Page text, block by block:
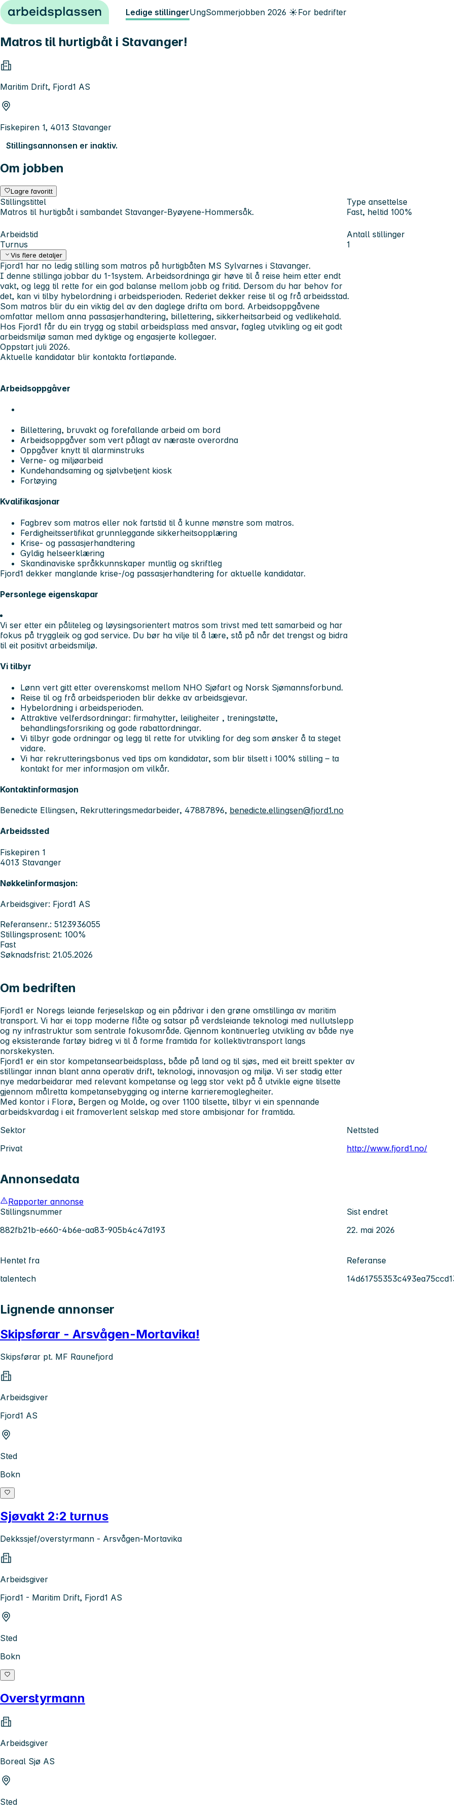
Hopp til innhold Ledige stillingerUngSommerjobben 2026 ☀️For bedrifter
Matros til hurtigbåt i Stavanger!
Maritim Drift, Fjord1 AS
Fiskepiren 1, 4013 Stavanger
Stillingsannonsen er inaktiv.
Om jobben
Lagre favoritt
Stillingstittel
Matros til hurtigbåt i sambandet Stavanger-Byøyene-Hommersåk.
Type ansettelse
Fast, heltid 100%
Arbeidstid
Turnus
Antall stillinger
1
Vis flere detaljer
Fjord1 har no ledig stilling som matros på hurtigbåten MS Sylvarnes i Stavanger.
I denne stillinga jobbar du 1-1system. Arbeidsordninga gir høve til å reise heim etter endt
vakt, og legg til rette for ein god balanse mellom jobb og fritid. Dersom du har behov for
det, kan vi tilby hybelordning i arbeidsperioden. Rederiet dekker reise til og frå arbeidsstad.
Som matros blir du ein viktig del av den daglege drifta om bord. Arbeidsoppgåvene
omfattar mellom anna passasjerhandtering, billettering, sikkerheitsarbeid og vedlikehald.
Hos Fjord1 får du ein trygg og stabil arbeidsplass med ansvar, fagleg utvikling og eit godt
arbeidsmiljø saman med dyktige og engasjerte kollegaer.
Oppstart juli 2026.
Aktuelle kandidatar blir kontakta fortløpande.
Arbeidsoppgåver
Billettering, bruvakt og forefallande arbeid om bord
Arbeidsoppgåver som vert pålagt av næraste overordna
Oppgåver knytt til alarminstruks
Verne- og miljøarbeid
Kundehandsaming og sjølvbetjent kiosk
Fortøying
Kvalifikasjonar
Fagbrev som matros eller nok fartstid til å kunne mønstre som matros.
Ferdigheitssertifikat grunnleggande sikkerheitsopplæring
Krise- og passasjerhandtering
Gyldig helseerklæring
Skandinaviske språkkunnskaper muntlig og skriftleg
Fjord1 dekker manglande krise-/og passasjerhandtering for aktuelle kandidatar.
Personlege eigenskapar
Vi ser etter ein påliteleg og løysingsorientert matros som trivst med tett samarbeid og har
fokus på tryggleik og god service. Du bør ha vilje til å lære, stå på når det trengst og bidra
til eit positivt arbeidsmiljø.
Vi tilbyr
Lønn vert gitt etter overenskomst mellom NHO Sjøfart og Norsk Sjømannsforbund.
Reise til og frå arbeidsperioden blir dekke av arbeidsgjevar.
Hybelordning i arbeidsperioden.
Attraktive velferdsordningar: firmahytter, leiligheiter , treningstøtte,
behandlingsforsriking og gode rabattordningar.
Vi tilbyr gode ordningar og legg til rette for utvikling for deg som ønsker å ta steget
vidare.
Vi har rekrutteringsbonus ved tips om kandidatar, som blir tilsett i 100% stilling – ta
kontakt for mer informasjon om vilkår.
Kontaktinformasjon
Benedicte Ellingsen, Rekrutteringsmedarbeider, 47887896, benedicte.ellingsen@fjord1.no
Arbeidssted
Fiskepiren 1
4013 Stavanger
Nøkkelinformasjon:
Arbeidsgiver: Fjord1 AS
Referansenr.: 5123936055
Stillingsprosent: 100%
Fast
Søknadsfrist: 21.05.2026
Om bedriften
Fjord1 er Noregs leiande ferjeselskap og ein pådrivar i den grøne omstillinga av maritim
transport. Vi har ei topp moderne flåte og satsar på verdsleiande teknologi med nullutslepp
og ny infrastruktur som sentrale fokusområde. Gjennom kontinuerleg utvikling av både nye
og eksisterande fartøy bidreg vi til å forme framtida for kollektivtransport langs
norskekysten.
Fjord1 er ein stor kompetansearbeidsplass, både på land og til sjøs, med eit breitt spekter av
stillingar innan blant anna operativ drift, teknologi, innovasjon og miljø. Vi ser stadig etter
nye medarbeidarar med relevant kompetanse og legg stor vekt på å utvikle eigne tilsette
gjennom målretta kompetansebygging og interne karrieremoglegheiter.
Med kontor i Florø, Bergen og Molde, og over 1100 tilsette, tilbyr vi ein spennande
arbeidskvardag i eit framoverlent selskap med store ambisjonar for framtida.
Sektor
Privat
Nettsted
http://www.fjord1.no/
Annonsedata
Rapporter annonse
Stillingsnummer
882fb21b-e660-4b6e-aa83-905b4c47d193
Sist endret
22. mai 2026
Hentet fra
talentech
Referanse
Lignende annonser
Skipsførar - Arsvågen-Mortavika!
Skipsførar pt. MF Raunefjord
Arbeidsgiver
Fjord1 AS
Sted
Bokn
Sjøvakt 2:2 turnus
Dekkssjef/overstyrmann - Arsvågen-Mortavika
Arbeidsgiver
Fjord1 - Maritim Drift, Fjord1 AS
Sted
Bokn
Overstyrmann
Arbeidsgiver
Boreal Sjø AS
Sted